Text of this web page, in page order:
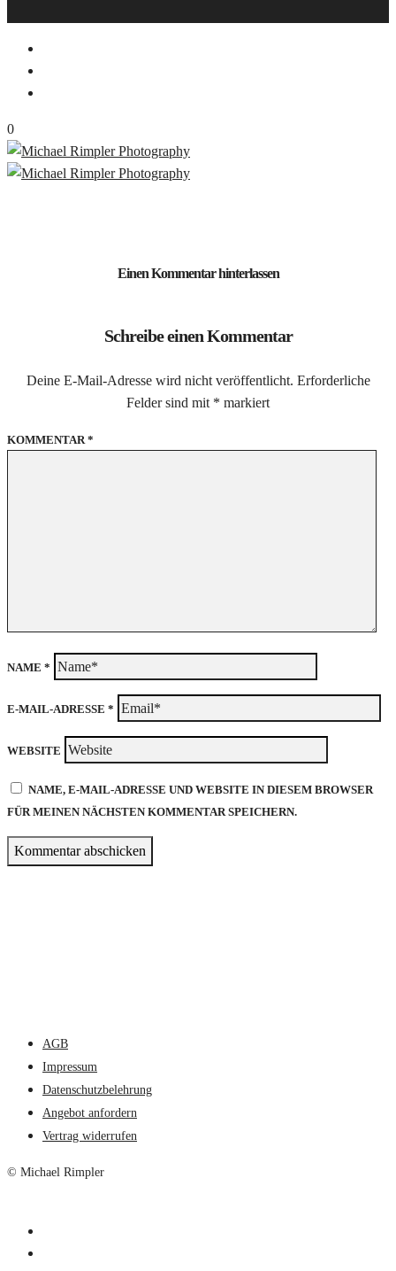
0
Einen Kommentar hinterlassen
Schreibe einen Kommentar
Deine E-Mail-Adresse wird nicht veröffentlicht. Erforderliche
Felder sind mit * markiert
KOMMENTAR *
NAME *
E-MAIL-ADRESSE *
WEBSITE
NAME, E-MAIL-ADRESSE UND WEBSITE IN DIESEM BROWSER
FÜR MEINEN NÄCHSTEN KOMMENTAR SPEICHERN.
AGB
Impressum
Datenschutzbelehrung
Angebot anfordern
Vertrag widerrufen
© Michael Rimpler